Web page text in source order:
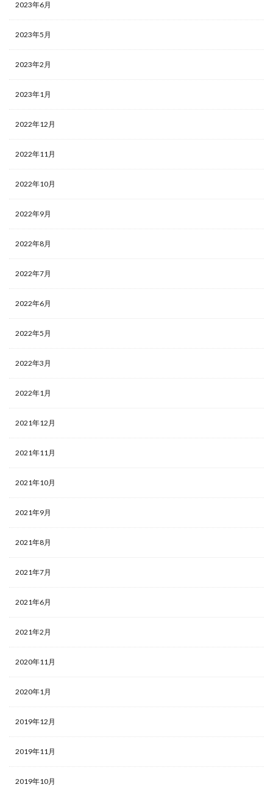
2023年6月
2023年5月
2023年2月
2023年1月
2022年12月
2022年11月
2022年10月
2022年9月
2022年8月
2022年7月
2022年6月
2022年5月
2022年3月
2022年1月
2021年12月
2021年11月
2021年10月
2021年9月
2021年8月
2021年7月
2021年6月
2021年2月
2020年11月
2020年1月
2019年12月
2019年11月
2019年10月